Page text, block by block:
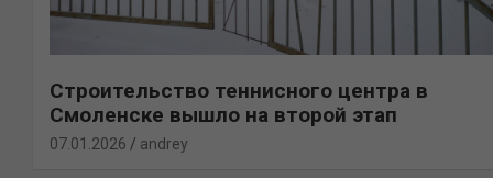
Строительство теннисного центра в
Смоленске вышло на второй этап
07.01.2026 andrey